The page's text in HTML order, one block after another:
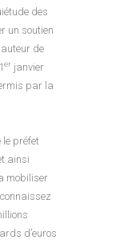
des
un soutien
de
er janvier
par la
le préfet
ainsi
mobiliser
d’euros